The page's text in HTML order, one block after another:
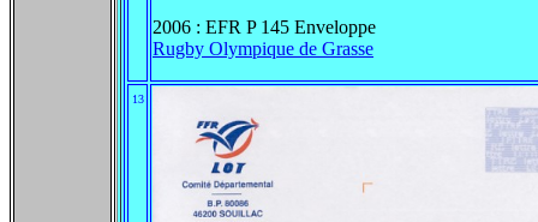
2006 : EFR P 145 Enveloppe
Rugby Olympique de Grasse
13